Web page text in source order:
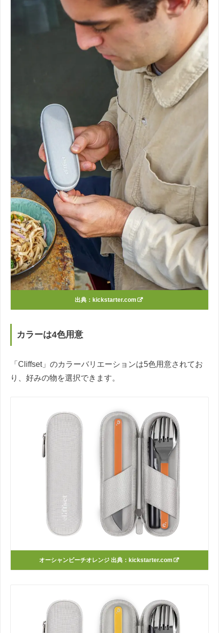
出典： kickstarter.com
カラーは4色用意
「Cliffset」のカラーバリエーションは5色用意されてお
り、好みの物を選択できます。
オーシャンビーチオレンジ 出典： kickstarter.com